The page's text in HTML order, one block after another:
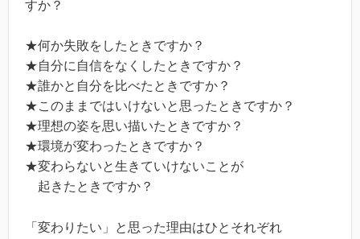
すか？
★何か失敗をしたときですか？
★自分に自信をなくしたときですか？
★誰かと自分を比べたときですか？
★このままではいけないと思ったときですか？
★理想の姿を思い描いたときですか？
★環境が変わったときですか？
★変わらないと生きていけないことが
起きたときですか？
「変わりたい」と思った理由はひとそれぞれ